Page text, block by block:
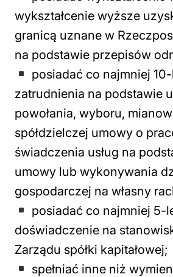
wykształcenie wyższe
granicą uznane w
na podstawie przepisów
posiadać co najmniej
zatrudnienia na podstawie
powołania, wyboru,
spółdzielczej umowy o
świadczenia usług na
umowy lub wykonywania
gospodarczej na własny
posiadać co najmniej 5-
doświadczenie na
Zarządu spółki kapitałowej;
spełniać inne niż